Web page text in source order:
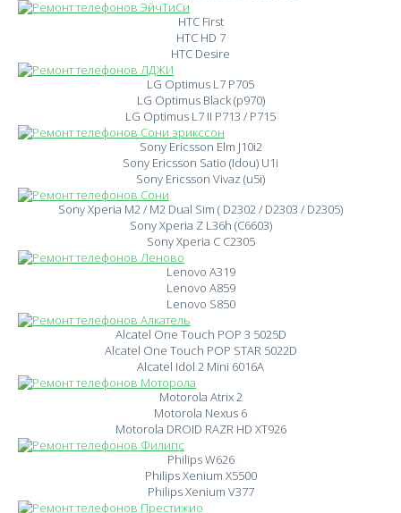
HTC First
HTC HD 7
HTC Desire
LG Optimus L7 P705
LG Optimus Black (p970)
LG Optimus L7 II P713 / P715
Sony Ericsson Elm J10i2
Sony Ericsson Satio (Idou) U1i
Sony Ericsson Vivaz (u5i)
Sony Xperia M2 / M2 Dual Sim ( D2302 / D2303 / D2305)
Sony Xperia Z L36h (C6603)
Sony Xperia C C2305
Lenovo A319
Lenovo A859
Lenovo S850
Alcatel One Touch POP 3 5025D
Alcatel One Touch POP STAR 5022D
Alcatel Idol 2 Mini 6016A
Motorola Atrix 2
Motorola Nexus 6
Motorola DROID RAZR HD XT926
Philips W626
Philips Xenium X5500
Philips Xenium V377